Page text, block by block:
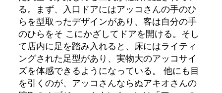
る。まず、入口ドアにはアッコさんの手のひ
らを型取ったデザインがあり、客は自分の手
のひらをそ こにかざしてドアを開ける。そし
て店内に足を踏み入れると、床にはライティ
ングされた足型があり、実物大のアッコサイ
ズを体感できるようになっている。 他にも目
を引くのが、アッコさんならぬアキオさんの